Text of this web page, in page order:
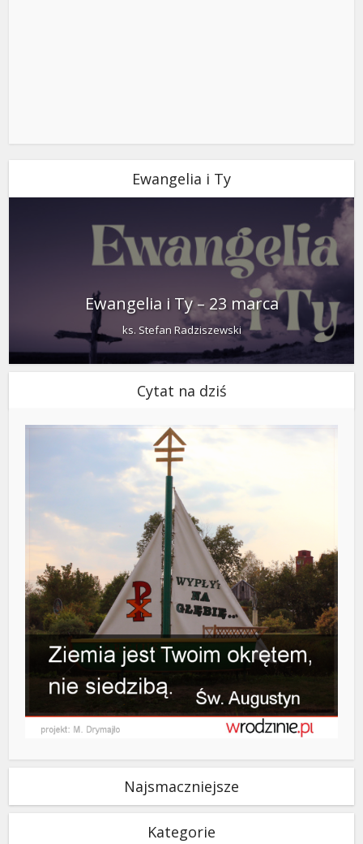
Ewangelia i Ty
Ewangelia i Ty – 23 marca
ks. Stefan Radziszewski
Cytat na dziś
Najsmaczniejsze
Kategorie